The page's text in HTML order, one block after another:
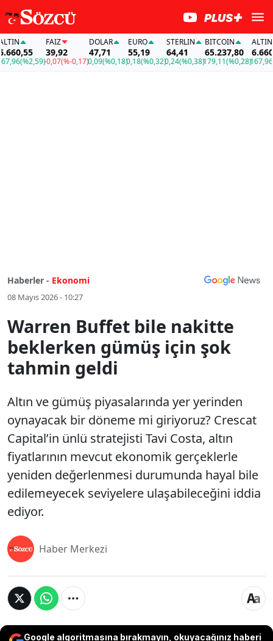
(%2,59)
FAİZ
39,92
-0,07(%-0,17)
DOLAR
47,71
0,09(%0,18)
EURO
55,19
0,18(%0,32)
STERLIN
64,41
0,24(%0,38)
BITCOIN
65.237,80
179,11(%0,28)
ALTIN
167,96
Haberler - Ekonomi
08 Mayıs 2026 - 10:27
Warren Buffet bile nakitte
beklerken gümüş için şok
tahmin geldi
Altın ve gümüş piyasalarında yer yerinden
oynayacak bir döneme mi giriyoruz? Crescat
Capital’in ünlü stratejisti Tavi Costa, altın
fiyatlarının mevcut ekonomik gerçeklerle
yeniden değerlenmesi durumunda hayal bile
edilemeyecek seviyelere ulaşabileceğini iddia
ediyor.
Haber Merkezi
Google algoritmasına bırakmayın, okuyacağınız haberi